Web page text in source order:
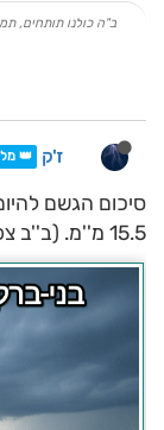
ב"ה כולנו תותחים,
ז'ק 👑
15.5 מ''מ. (ב''ב צפון- קרית הרצוג).